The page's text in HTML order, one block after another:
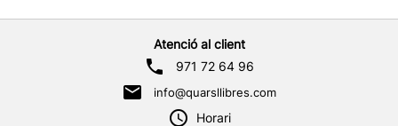
Atenció al client
971 72 64 96
info@quarsllibres.com
Horari